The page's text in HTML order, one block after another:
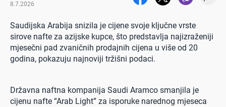
8.7.2026
Saudijska Arabija snizila je cijene svoje ključne vrste
sirove nafte za azijske kupce, što predstavlja najizraženiji
mjesečni pad zvaničnih prodajnih cijena u više od 20
godina, pokazuju najnoviji tržišni podaci.
Državna naftna kompanija Saudi Aramco smanjila je
cijenu nafte “Arab Light” za isporuke narednog mjeseca